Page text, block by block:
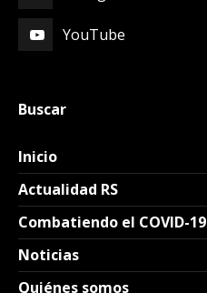
YouTube
Buscar
Inicio
Actualidad RS
Combatiendo el COVID-19
Noticias
Quiénes somos